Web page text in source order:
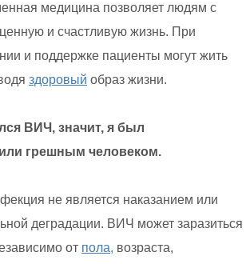
медицина позволяет людям с
и счастливую жизнь. При
и поддержке пациенты могут жить
здоровый образ жизни.
ВИЧ, значит, я был
грешным человеком.
не является наказанием или
деградации. ВИЧ может заразиться
от пола, возраста,